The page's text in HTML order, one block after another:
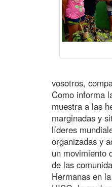
vosotros,
Como informa
muestra a las
marginadas y
líderes
organizadas y
un movimiento
de las
Hermanas en